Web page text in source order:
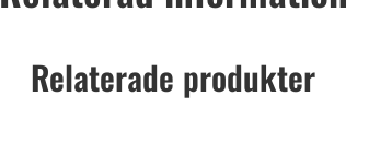
Relaterade produkter